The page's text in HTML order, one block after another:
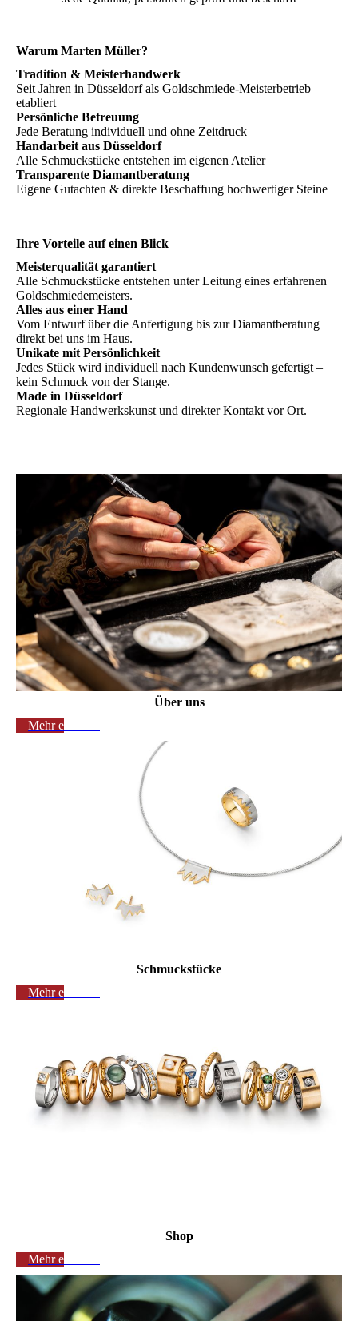
Warum Marten Müller?
Tradition & Meisterhandwerk
Seit Jahren in Düsseldorf als Goldschmiede-Meisterbetrieb
etabliert
Persönliche Betreuung
Jede Beratung individuell und ohne Zeitdruck
Handarbeit aus Düsseldorf
Alle Schmuckstücke entstehen im eigenen Atelier
Transparente Diamantberatung
Eigene Gutachten & direkte Beschaffung hochwertiger Steine
Ihre Vorteile auf einen Blick
Meisterqualität garantiert
Alle Schmuckstücke entstehen unter Leitung eines erfahrenen
Goldschmiedemeisters.
Alles aus einer Hand
Vom Entwurf über die Anfertigung bis zur Diamantberatung
direkt bei uns im Haus.
Unikate mit Persönlichkeit
Jedes Stück wird individuell nach Kundenwunsch gefertigt –
kein Schmuck von der Stange.
Made in Düsseldorf
Regionale Handwerkskunst und direkter Kontakt vor Ort.
Über uns
Mehr erfahren
Schmuckstücke
Mehr erfahren
Shop
Mehr erfahren